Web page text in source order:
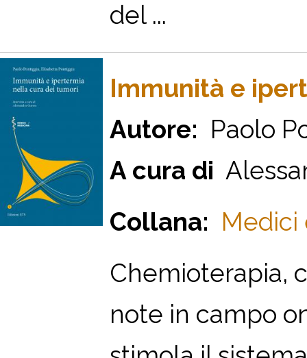
del ...
Immunità e
Autore: Paolo
A cura di
Collana: Medici
Chemioterapia,
note in campo